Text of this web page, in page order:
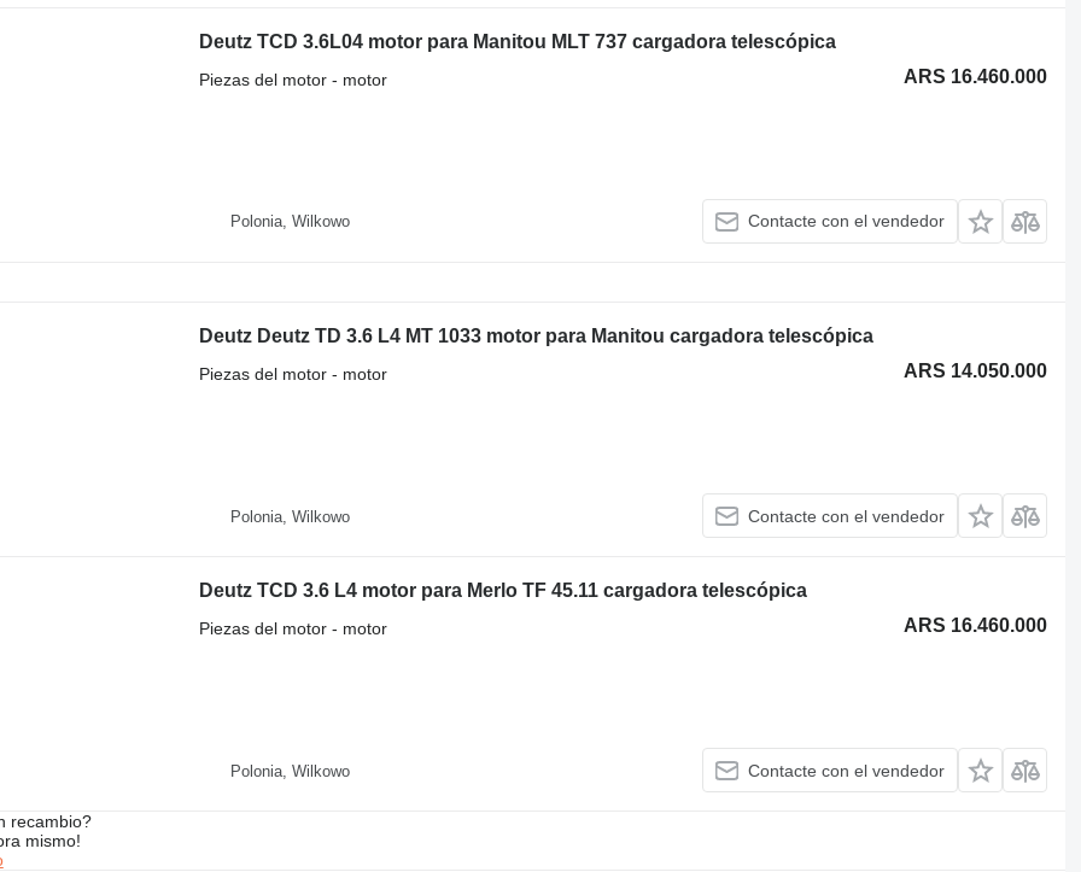
Deutz TCD 3.6L04 motor para Manitou MLT 737 cargadora telescópica
ARS 16.460.000
Piezas del motor - motor
Polonia, Wilkowo Contacte con el vendedor
Deutz Deutz TD 3.6 L4 MT 1033 motor para Manitou cargadora telescópica
ARS 14.050.000
Piezas del motor - motor
Polonia, Wilkowo Contacte con el vendedor
Deutz TCD 3.6 L4 motor para Merlo TF 45.11 cargadora telescópica
ARS 16.460.000
Piezas del motor - motor
Polonia, Wilkowo Contacte con el vendedor
recambio?
mismo!